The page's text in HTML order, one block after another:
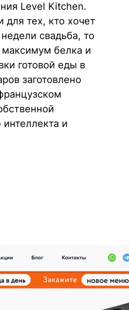
Level Kitchen.
тех, кто хочет
свадьба, то
белка и
готовой еды в
заготовлено
и